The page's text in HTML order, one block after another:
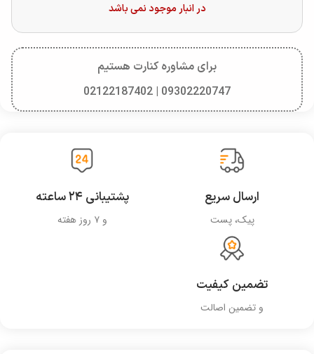
در انبار موجود نمی باشد
برای مشاوره کنارت هستیم
09302220747 | 02122187402
ارسال سریع
پیک، پست
پشتیبانی ۲۴ ساعته
و ۷ روز هفته
تضمین کیفیت
و تضمین اصالت